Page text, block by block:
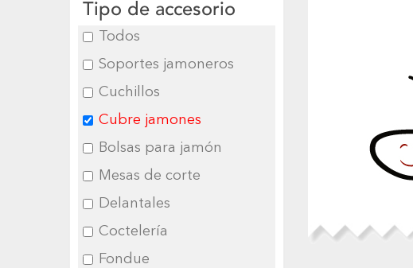
Tipo de accesorio
Todos
Soportes jamoneros
Cuchillos
Cubre jamones
Bolsas para jamón
Mesas de corte
Delantales
Coctelería
Fondue